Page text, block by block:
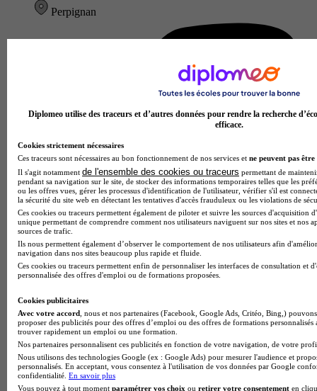
Perpignan
Lycée GT
Voir l’établissement
Diplomeo utilise des traceurs et d’autres données pour rendre la recherche
efficace.
Cookies strictement nécessaires
Ces traceurs sont nécessaires au bon fonctionnement de nos services et ne peuvent pas être
Il s'agit notamment de l'ensemble des cookies ou traceurs permettant de
pendant sa navigation sur le site, de stocker des informations temporaires telles que les
ou les offres vues, gérer les processus d'identification de l'utilisateur, vérifier s'il est
la sécurité du site web en détectant les tentatives d'accès frauduleux ou les violations de
Ces cookies ou traceurs permettent également de piloter et suivre les sources d'acquisition
unique permettant de comprendre comment nos utilisateurs naviguent sur nos sites et nos
sources de trafic.
Ils nous permettent également d’observer le comportement de nos utilisateurs afin
navigation dans nos sites beaucoup plus rapide et fluide.
Ces cookies ou traceurs permettent enfin de personnaliser les interfaces de consultation et
personnalisée des offres d'emploi ou de formations proposées.
Cookies publicitaires
Avec votre accord , nous et nos partenaires (Facebook, Google Ads, Critéo, Bing,)
proposer des publicités pour des offres d’emploi ou des offres de formations
trouver rapidement un emploi ou une formation.
Nos partenaires personnalisent ces publicités en fonction de votre navigation, de votre
Nous utilisons des technologies Google (ex : Google Ads) pour mesurer l'audience et
personnalisés. En acceptant, vous consentez à l'utilisation de vos données par Google
confidentialité. En savoir plus
Vous pouvez à tout moment paramétrer vos choix ou retirer votre consentement en